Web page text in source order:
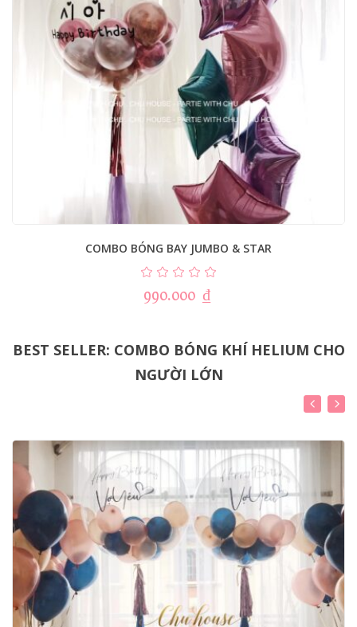
COMBO BÓNG BAY JUMBO & STAR
990.000 ₫
BEST SELLER: COMBO BÓNG KHÍ HELIUM CHO
NGƯỜI LỚN